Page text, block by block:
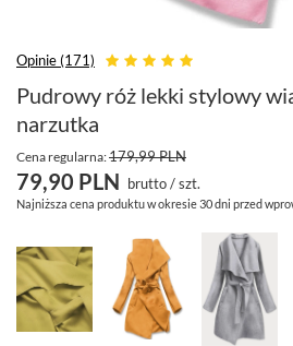
Opinie (171)
Pudrowy róż lekki stylowy
narzutka
Cena regularna:179,99 PLN
79,90 PLN brutto/szt.
Najniższa cena produktu w okresie 30 dni przed